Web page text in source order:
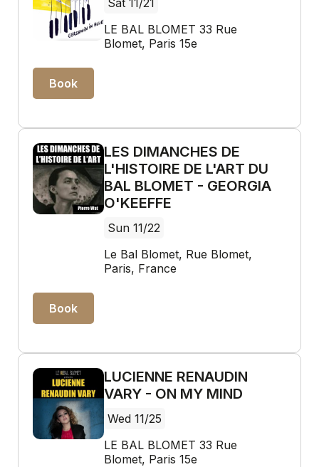
Sat 11/21
LE BAL BLOMET 33 Rue
Blomet, Paris 15e
Book
LES DIMANCHES DE
L'HISTOIRE DE L'ART DU
BAL BLOMET - GEORGIA
O'KEEFFE
Sun 11/22
Le Bal Blomet, Rue Blomet,
Paris, France
Book
LUCIENNE RENAUDIN
VARY - ON MY MIND
Wed 11/25
LE BAL BLOMET 33 Rue
Blomet, Paris 15e